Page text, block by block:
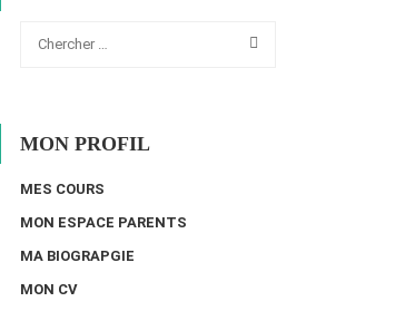
MON PROFIL
MES COURS
MON ESPACE PARENTS
MA BIOGRAPGIE
MON CV